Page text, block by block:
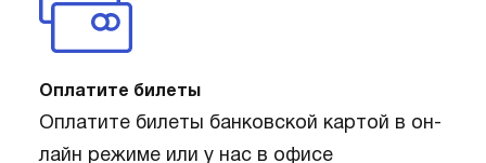
Оплатите билеты
Оплатите билеты банковской картой в он-
лайн режиме или у нас в офисе